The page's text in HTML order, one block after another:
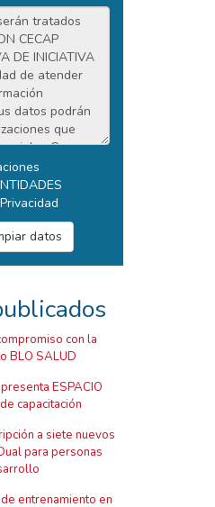
con la
BLO SALUD
ESPACIO
capacitación
a siete nuevos
para personas
entrenamiento en